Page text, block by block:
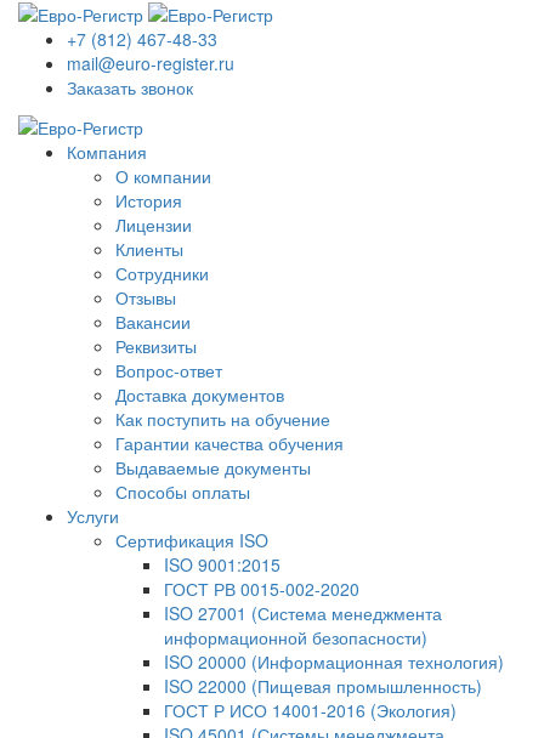
+7 (812) 467-48-33
mail@euro-register.ru
Заказать звонок
Компания
О компании
История
Лицензии
Клиенты
Сотрудники
Отзывы
Вакансии
Реквизиты
Вопрос-ответ
Доставка документов
Как поступить на обучение
Гарантии качества обучения
Выдаваемые документы
Способы оплаты
Услуги
Сертификация ISO
ISO 9001:2015
ГОСТ РВ 0015-002-2020
ISO 27001 (Система менеджмента
информационной безопасности)
ISO 20000 (Информационная технология)
ISO 22000 (Пищевая промышленность)
ГОСТ Р ИСО 14001-2016 (Экология)